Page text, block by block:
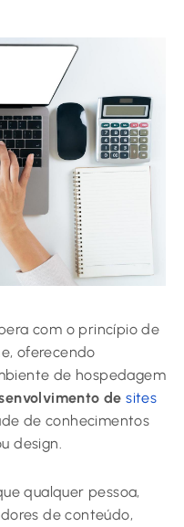
com o princípio de
oferecendo
de hospedagem
desites
de conhecimentos
design.
qualquer pessoa,
de conteúdo,